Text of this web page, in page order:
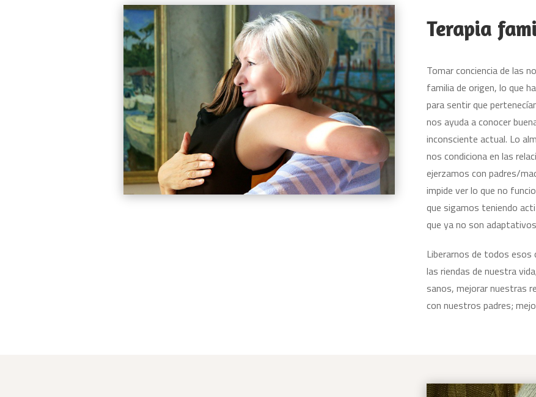
Terapia
Tomar conciencia de las
familia de origen, lo que
para sentir que
nos ayuda a conocer
inconsciente actual. Lo
nos condiciona en las
ejerzamos con padres/
impide ver lo que no
que sigamos teniendo
que ya no son
Liberarnos de todos
las riendas de nuestra
sanos, mejorar nuestras
con nuestros padres;